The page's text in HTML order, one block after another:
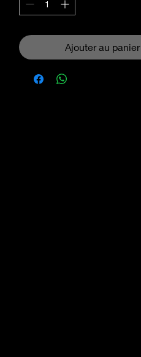
Ajouter au panier